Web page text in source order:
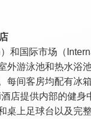
和国际市场（
外游泳池和热水浴
每间客房均配有冰
店提供内部的健
桌上足球台以及完